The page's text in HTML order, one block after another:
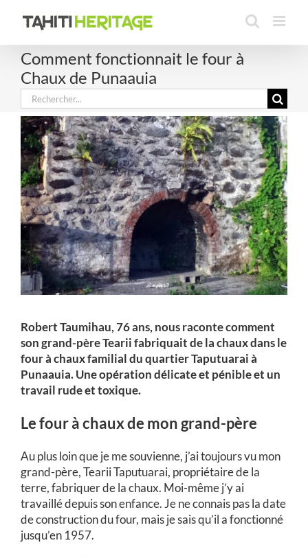
Comment fonctionnait le four à
Chaux de Punaauia
Rechercher:
Robert Taumihau, 76 ans, nous raconte comment
son grand-père Tearii fabriquait de la chaux dans le
four à chaux familial du quartier Taputuarai à
Punaauia. Une opération délicate et pénible et un
travail rude et toxique.
Le four à chaux de mon grand-père
Au plus loin que je me souvienne, j’ai toujours vu mon
grand-père, Tearii Taputuarai, propriétaire de la
terre, fabriquer de la chaux. Moi-même j’y ai
travaillé depuis son enfance. Je ne connais pas la date
de construction du four, mais je sais qu’il a fonctionné
jusqu’en 1957.